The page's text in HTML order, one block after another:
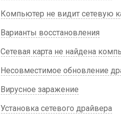
Компьютер не видит сетевую
Варианты восстановления
Сетевая карта не найдена
Несовместимое обновление
Вирусное заражение
Установка сетевого драйвера